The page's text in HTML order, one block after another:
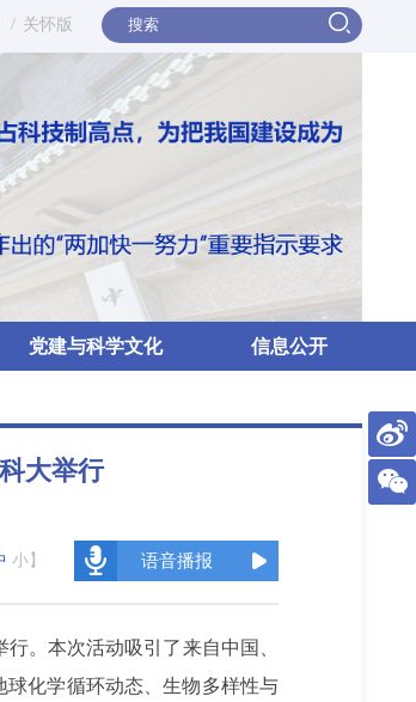
/ 关怀版
党建与科学文化 信息公开
大举行
小 】 语音播报
。本次活动吸引了来自中国、
化学循环动态、生物多样性与